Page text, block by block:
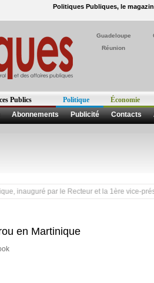
Politiques Publiques, le
Guadeloupe
Réunion
Publics Politique Économie
Abonnements Publicité Contacts
par le Recteur et la 1ère vice-
en Martinique